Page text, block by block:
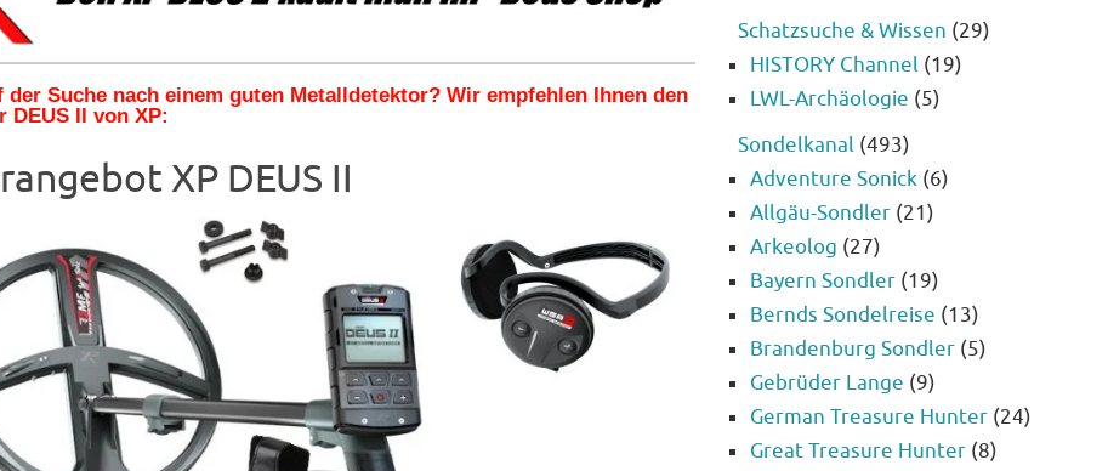
der Suche nach einem guten Metalldetektor? Wir empfehlen Ihnen den
DEUS II von XP:
XP DEUS II
Schatzsuche & Wissen (29)
HISTORY Channel (19)
LWL-Archäologie (5)
Sondelkanal (493)
Adventure Sonick (6)
Allgäu-Sondler (21)
Arkeolog (27)
Bayern Sondler (19)
Bernds Sondelreise (13)
Brandenburg Sondler (5)
Gebrüder Lange (9)
German Treasure Hunter (24)
Great Treasure Hunter (8)